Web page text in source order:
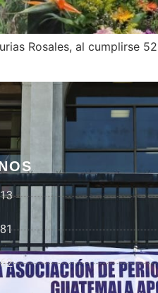
Rosales, al cumplirse
7 de agosto